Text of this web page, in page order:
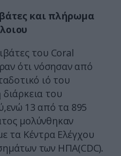
και πλήρωμα
του Coral
ότι νόσησαν από
ιό του
του
13 από τα 895
μολύνθηκαν
τα Κέντρα Ελέγχου
των ΗΠΑ(CDC).